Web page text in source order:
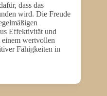
dass das
wird. Die Freude
Effektivität und
einem wertvollen
Fähigkeiten in